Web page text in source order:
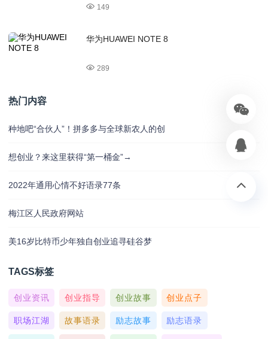
149
华为HUAWEI NOTE 8
289
热门内容
种地吧“合伙人”！拼多多与全球新农人的创
想创业？来这里获得“第一桶金”→
2022年通用心情不好语录77条
梅江区人民政府网站
美16岁比特币少年独自创业追寻硅谷梦
TAGS标签
创业资讯 创业指导 创业故事 创业点子
职场江湖 故事语录 励志故事 励志语录